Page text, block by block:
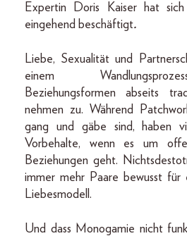
Expertin Doris Kaiser hat
eingehend beschäftigt.
Liebe, Sexualität und
einem
Beziehungsformen abseits
nehmen zu. Während
gang und gäbe sind, haben
Vorbehalte, wenn es um
Beziehungen geht.
immer mehr Paare bewusst für
Liebesmodell.
Und dass Monogamie nicht